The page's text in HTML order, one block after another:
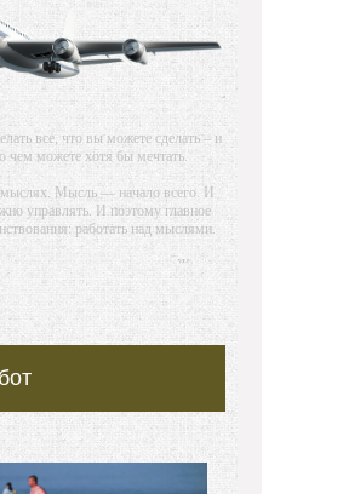
все, что вы можете сделать – и
чем можете хотя бы мечтать.
Мысль — начало всего. И
управлять. И поэтому главное
работать над мыслями.
по направлению к мечте. Живите
вы сами себе придумали.
богатство — это ум. Самая
— глупость. Из всех страхов
можно сделать с хорошим советом,
его мимо ушей. Он никогда не
никому, кроме того, кто его дал.
советы и очень не люблю, когда их
дают мне.